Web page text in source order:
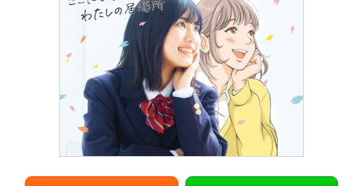
北海道・東北
北陸・甲信越
中国
九州・沖縄